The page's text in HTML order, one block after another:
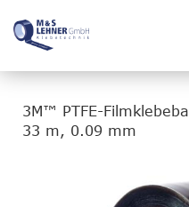
3M™ PTFE-
33 m, 0.09 mm